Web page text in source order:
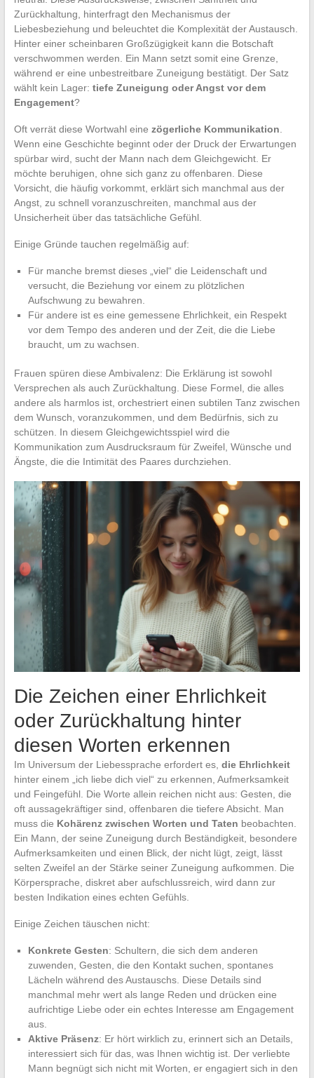
Zurückhaltung, hinterfragt den Mechanismus der
Liebesbeziehung und beleuchtet die Komplexität der Austausch.
Hinter einer scheinbaren Großzügigkeit kann die Botschaft
verschwommen werden. Ein Mann setzt somit eine Grenze,
während er eine unbestreitbare Zuneigung bestätigt. Der Satz
wählt kein Lager: tiefe Zuneigung oder Angst vor dem
Engagement?
Oft verrät diese Wortwahl eine zögerliche Kommunikation
Wenn eine Geschichte beginnt oder der Druck der Erwartungen
spürbar wird, sucht der Mann nach dem Gleichgewicht. Er
möchte beruhigen, ohne sich ganz zu offenbaren. Diese
Vorsicht, die häufig vorkommt, erklärt sich manchmal aus der
Angst, zu schnell voranzuschreiten, manchmal aus der
Unsicherheit über das tatsächliche Gefühl.
Einige Gründe tauchen regelmäßig auf:
Für manche bremst dieses „viel“ die Leidenschaft und
versucht, die Beziehung vor einem zu plötzlichen
Aufschwung zu bewahren.
Für andere ist es eine gemessene Ehrlichkeit, ein Respekt
vor dem Tempo des anderen und der Zeit, die die Liebe
braucht, um zu wachsen.
Frauen spüren diese Ambivalenz: Die Erklärung ist sowohl
Versprechen als auch Zurückhaltung. Diese Formel, die alles
andere als harmlos ist, orchestriert einen subtilen Tanz zwischen
dem Wunsch, voranzukommen, und dem Bedürfnis, sich zu
schützen. In diesem Gleichgewichtsspiel wird die
Kommunikation zum Ausdrucksraum für Zweifel, Wünsche und
Ängste, die die Intimität des Paares durchziehen.
Die Zeichen einer Ehrlichkeit
oder Zurückhaltung hinter
diesen Worten erkennen
Im Universum der Liebessprache erfordert es, die Ehrlichkeit
hinter einem „ich liebe dich viel“ zu erkennen, Aufmerksamkeit
und Feingefühl. Die Worte allein reichen nicht aus: Gesten, die
oft aussagekräftiger sind, offenbaren die tiefere Absicht. Man
muss die Kohärenz zwischen Worten und Taten beobachten.
Ein Mann, der seine Zuneigung durch Beständigkeit, besondere
Aufmerksamkeiten und einen Blick, der nicht lügt, zeigt, lässt
selten Zweifel an der Stärke seiner Zuneigung aufkommen. Die
Körpersprache, diskret aber aufschlussreich, wird dann zur
besten Indikation eines echten Gefühls.
Einige Zeichen täuschen nicht:
Konkrete Gesten: Schultern, die sich dem anderen
zuwenden, Gesten, die den Kontakt suchen, spontanes
Lächeln während des Austauschs. Diese Details sind
manchmal mehr wert als lange Reden und drücken eine
aufrichtige Liebe oder ein echtes Interesse am Engagement
aus.
Aktive Präsenz: Er hört wirklich zu, erinnert sich an Details,
interessiert sich für das, was Ihnen wichtig ist. Der verliebte
Mann begnügt sich nicht mit Worten, er engagiert sich in den